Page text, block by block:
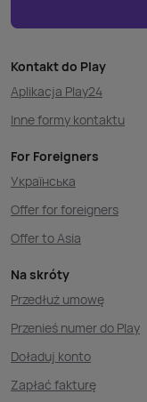
Kontakt do Play
Aplikacja Play24
Inne formy kontaktu
For Foreigners
Українська
Offer for foreigners
Offer to Asia
Na skróty
Przedłuż umowę
Przenieś numer do Play
Doładuj konto
Zapłać fakturę